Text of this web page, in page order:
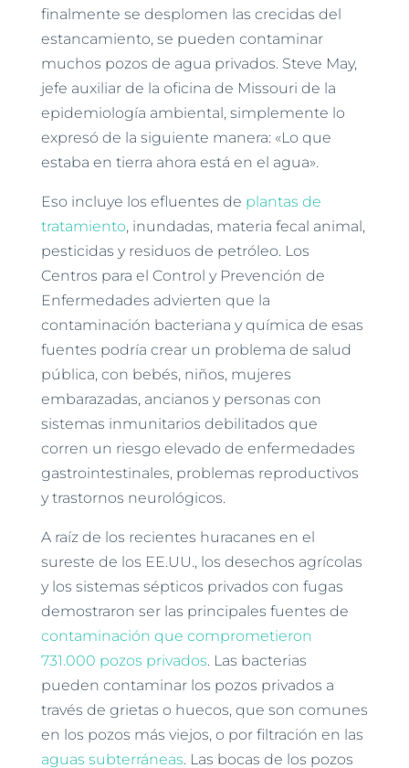
finalmente se desplomen las crecidas del
estancamiento, se pueden contaminar
muchos pozos de agua privados. Steve May,
jefe auxiliar de la oficina de Missouri de la
epidemiología ambiental, simplemente lo
expresó de la siguiente manera: «Lo que
estaba en tierra ahora está en el agua».
Eso incluye los efluentes de plantas de
tratamiento, inundadas, materia fecal animal,
pesticidas y residuos de petróleo. Los
Centros para el Control y Prevención de
Enfermedades advierten que la
contaminación bacteriana y química de esas
fuentes podría crear un problema de salud
pública, con bebés, niños, mujeres
embarazadas, ancianos y personas con
sistemas inmunitarios debilitados que
corren un riesgo elevado de enfermedades
gastrointestinales, problemas reproductivos
y trastornos neurológicos.
A raíz de los recientes huracanes en el
sureste de los EE.UU., los desechos agrícolas
y los sistemas sépticos privados con fugas
demostraron ser las principales fuentes de
contaminación que comprometieron
731.000 pozos privados. Las bacterias
pueden contaminar los pozos privados a
través de grietas o huecos, que son comunes
en los pozos más viejos, o por filtración en las
aguas subterráneas. Las bocas de los pozos